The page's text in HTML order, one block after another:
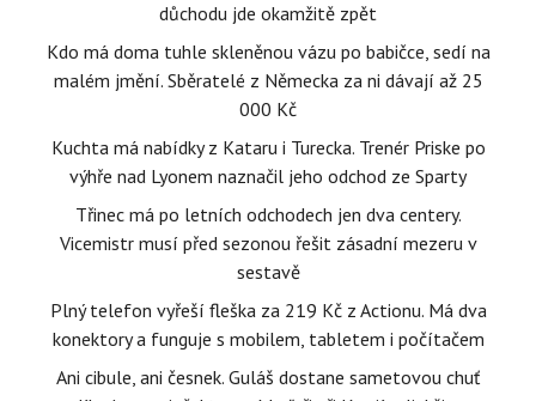
důchodu jde okamžitě zpět
Kdo má doma tuhle skleněnou vázu po babičce, sedí na
malém jmění. Sběratelé z Německa za ni dávají až 25
000 Kč
Kuchta má nabídky z Kataru i Turecka. Trenér Priske po
výhře nad Lyonem naznačil jeho odchod ze Sparty
Třinec má po letních odchodech jen dva centery.
Vicemistr musí před sezonou řešit zásadní mezeru v
sestavě
Plný telefon vyřeší fleška za 219 Kč z Actionu. Má dva
konektory a funguje s mobilem, tabletem i počítačem
Ani cibule, ani česnek. Guláš dostane sametovou chuť